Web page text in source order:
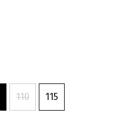
110 115